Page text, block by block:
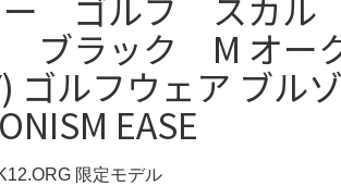
ブラック M オー
ゴルフウェア ブル
EASE
限定モデル